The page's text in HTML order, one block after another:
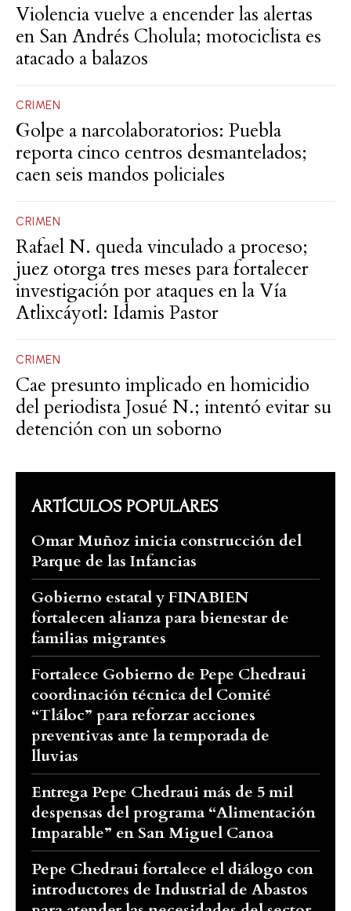
Violencia vuelve a encender las alertas
en San Andrés Cholula; motociclista es
atacado a balazos
CRIMEN
Golpe a narcolaboratorios: Puebla
reporta cinco centros desmantelados;
caen seis mandos policiales
CRIMEN
Rafael N. queda vinculado a proceso;
juez otorga tres meses para fortalecer
investigación por ataques en la Vía
Atlixcáyotl: Idamis Pastor
CRIMEN
Cae presunto implicado en homicidio
del periodista Josué N.; intentó evitar su
detención con un soborno
ARTÍCULOS POPULARES
Omar Muñoz inicia construcción del
Parque de las Infancias
Gobierno estatal y FINABIEN
fortalecen alianza para bienestar de
familias migrantes
Fortalece Gobierno de Pepe Chedraui
coordinación técnica del Comité
“Tláloc” para reforzar acciones
preventivas ante la temporada de
lluvias
Entrega Pepe Chedraui más de 5 mil
despensas del programa “Alimentación
Imparable” en San Miguel Canoa
Pepe Chedraui fortalece el diálogo con
introductores de Industrial de Abastos